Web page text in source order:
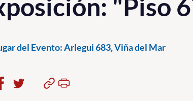
"Piso
del Evento:Arlegui 683, Viña del Mar